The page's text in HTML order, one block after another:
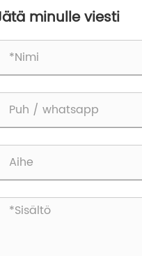
minulle viesti